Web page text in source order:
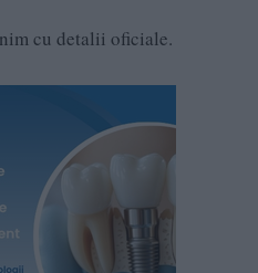
cu detalii oficiale.